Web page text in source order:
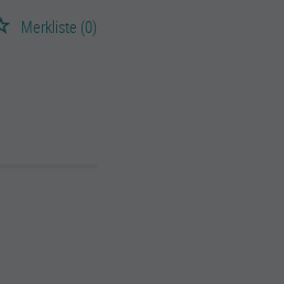
Merkliste (0)